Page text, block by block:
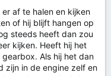
af te halen en kijken
of hij blijft hangen op
steeds heeft dan zou
kijken. Heeft hij het
Als hij het dan
zijn in de engine zelf en